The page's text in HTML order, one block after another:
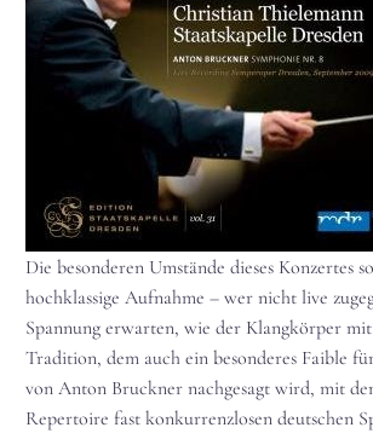
Die besonderen Umstände dieses Konzertes
hochklassige Aufnahme – wer nicht live
Spannung erwarten, wie der Klangkörper
Tradition, dem auch ein besonderes Faible
von Anton Bruckner nachgesagt wird, mit
Repertoire fast konkurrenzlosen deutschen